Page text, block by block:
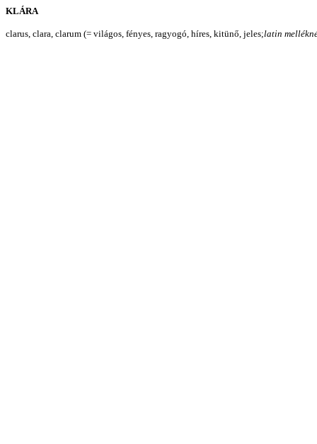
KLÁRA
clarus, clara, clarum (= világos, fényes, ragyogó, híres, kitünő, jeles;latin